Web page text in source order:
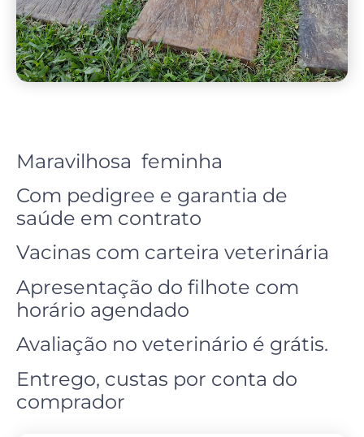
Maravilhosa feminha
Com pedigree e garantia de
saúde em contrato
Vacinas com carteira veterinária
Apresentação do filhote com
horário agendado
Avaliação no veterinário é grátis.
Entrego, custas por conta do
comprador